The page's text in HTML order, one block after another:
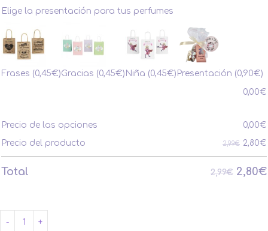
Elige la presentación para tus perfumes
Frases (0,45€)Gracias (0,45€) Niña (0,45€) Presentación (0,90€)
0,00€
Precio de las opciones 0,00€
Precio del producto 2,99€ 2,80€
Total 2,99€ 2,80€